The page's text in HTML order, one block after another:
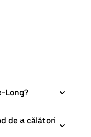
Long?
de a călători